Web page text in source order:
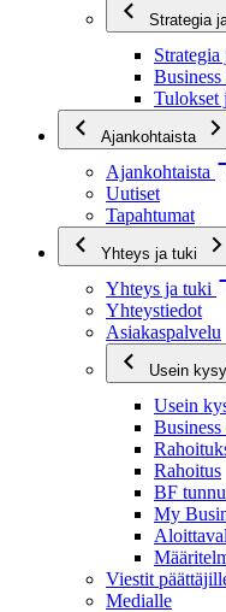
Strategia
Tulokset
Ajankohtaista
Ajankohtaista
Uutiset
Tapahtumat
Yhteys ja tuki
Yhteys ja tuki
Yhteystiedot
Asiakaspalvelu
Usein
Usein
Rahoitus
BF
My
Viestit
Medialle